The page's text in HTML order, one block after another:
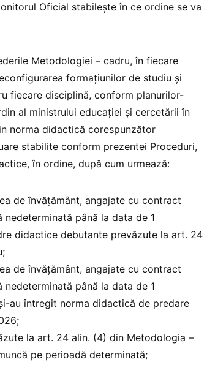
Oficial stabilește în ce ordine se va
Metodologiei – cadru, în fiecare
formaţiunilor de studiu şi
fiecare disciplină, conform planurilor-
al ministrului educaţiei și cercetării în
norma didactică corespunzător
stabilite conform prezentei Proceduri,
în ordine, după cum urmează:
de învăţământ, angajate cu contract
până la data de 1
didactice debutante prevăzute la art. 24
de învăţământ, angajate cu contract
până la data de 1
au întregit norma didactică de predare
la art. 24 alin. (4) din Metodologia –
pe perioadă determinată;